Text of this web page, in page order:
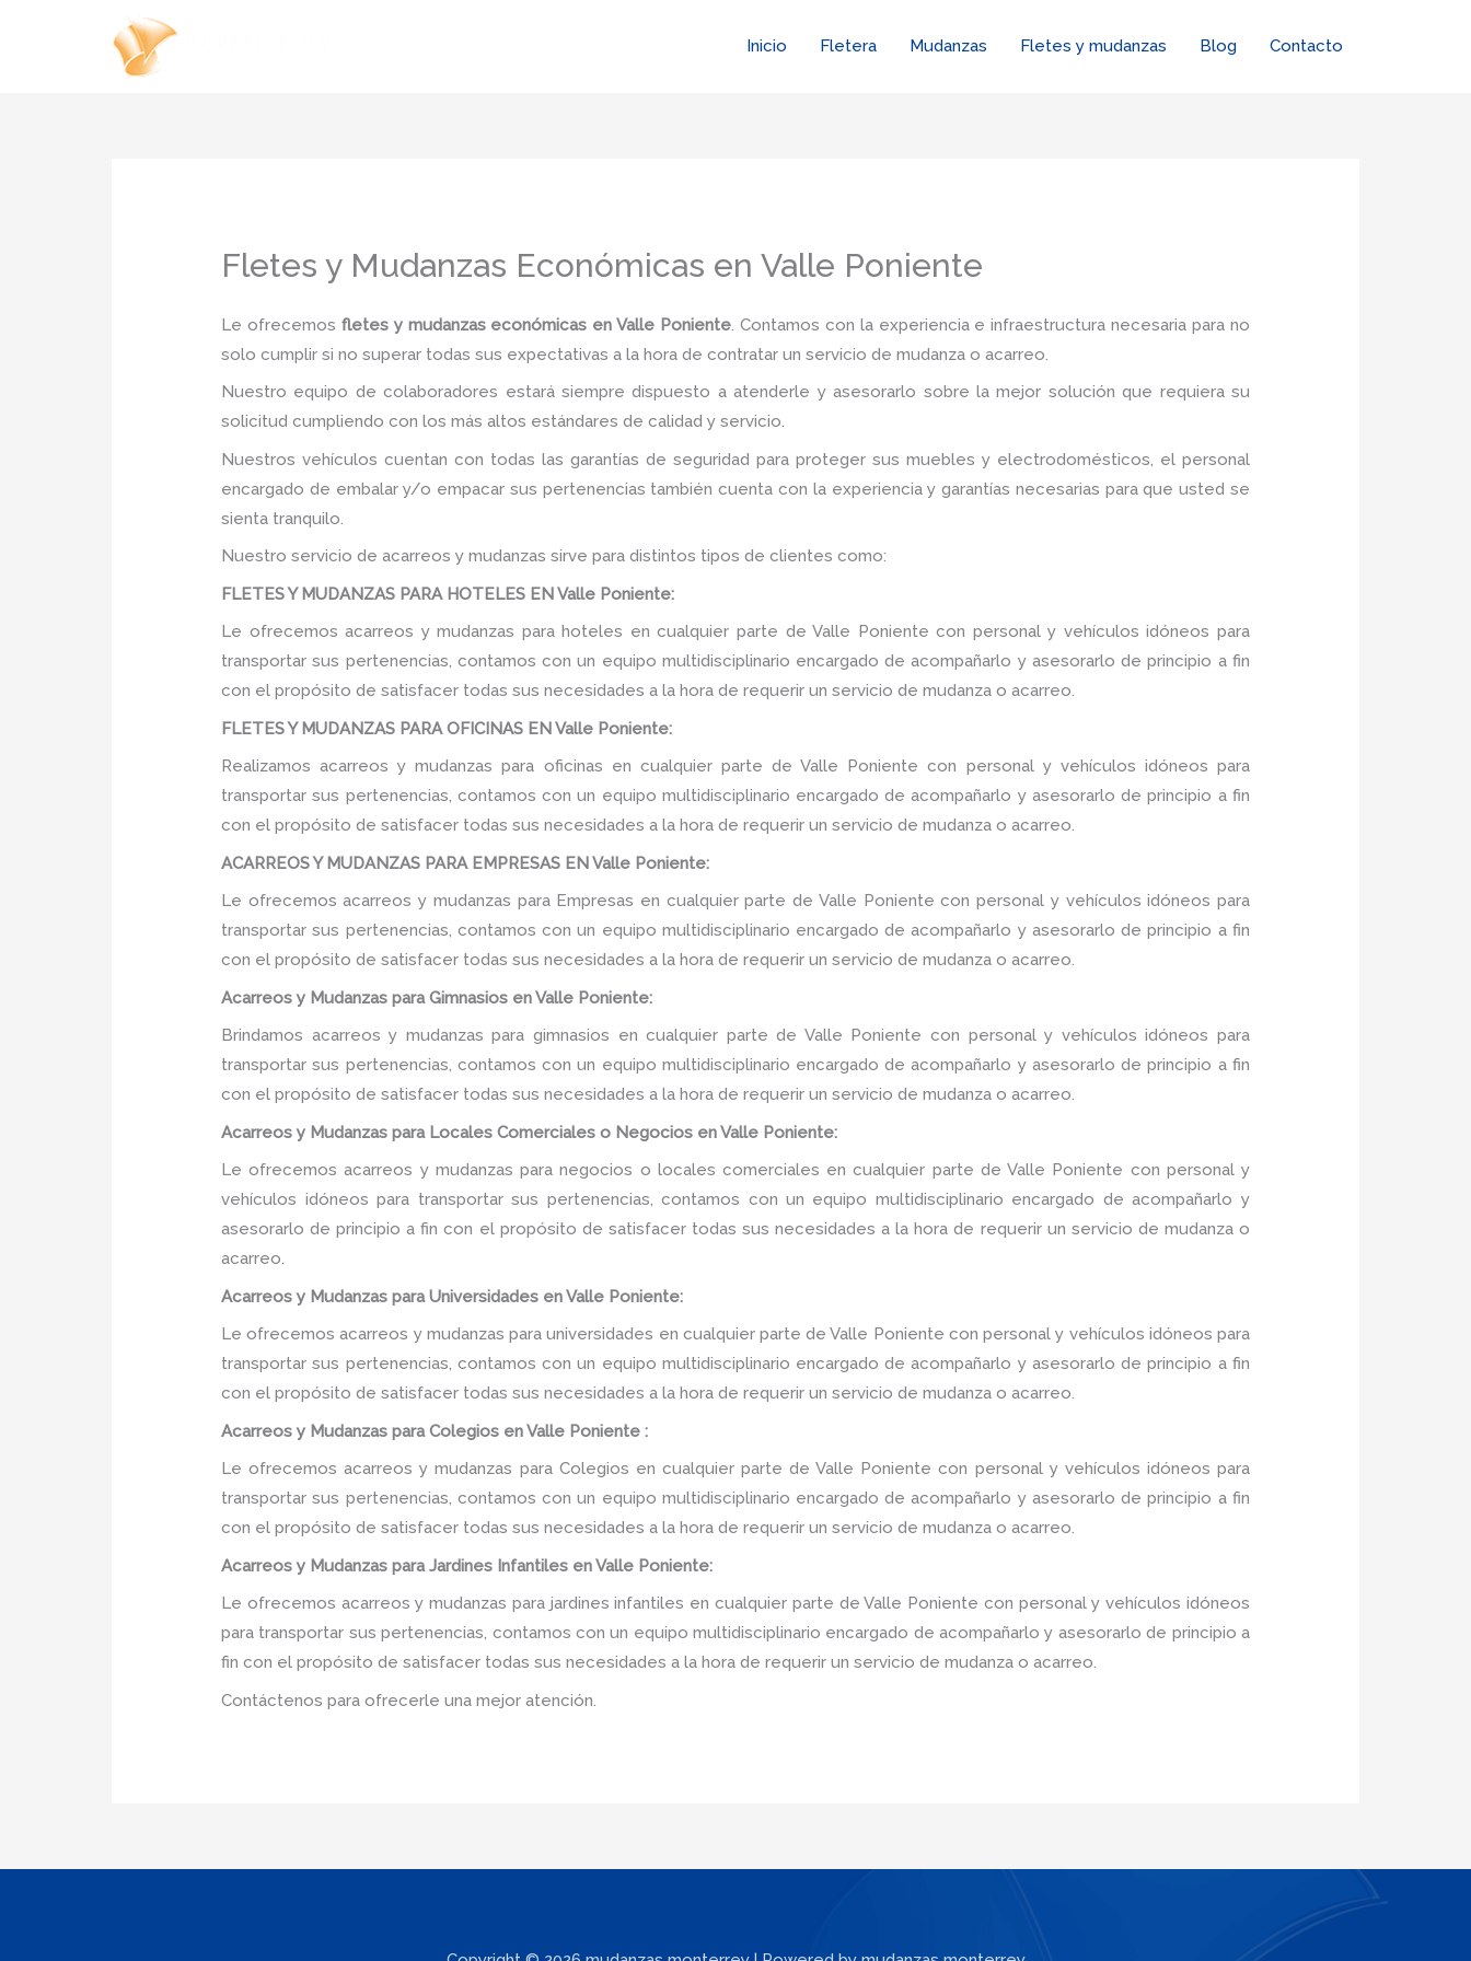
Inicio Fletera Mudanzas Fletes y mudanzas Blog Contacto
Fletes y Mudanzas Económicas en Valle Poniente
Le ofrecemos fletes y mudanzas económicas en Valle Poniente . Contamos con la experiencia e infraestructura necesaria para no
solo cumplir si no superar todas sus expectativas a la hora de contratar un servicio de mudanza o acarreo.
Nuestro equipo de colaboradores estará siempre dispuesto a atenderle y asesorarlo sobre la mejor solución que requiera su
solicitud cumpliendo con los más altos estándares de calidad y servicio.
Nuestros vehículos cuentan con todas las garantías de seguridad para proteger sus muebles y electrodomésticos, el personal
encargado de embalar y/o empacar sus pertenencias también cuenta con la experiencia y garantías necesarias para que usted se
sienta tranquilo.
Nuestro servicio de acarreos y mudanzas sirve para distintos tipos de clientes como:
FLETES Y MUDANZAS PARA HOTELES EN Valle Poniente:
Le ofrecemos acarreos y mudanzas para hoteles en cualquier parte de Valle Poniente con personal y vehículos idóneos para
transportar sus pertenencias, contamos con un equipo multidisciplinario encargado de acompañarlo y asesorarlo de principio a fin
con el propósito de satisfacer todas sus necesidades a la hora de requerir un servicio de mudanza o acarreo.
FLETES Y MUDANZAS PARA OFICINAS EN Valle Poniente:
Realizamos acarreos y mudanzas para oficinas en cualquier parte de Valle Poniente con personal y vehículos idóneos para
transportar sus pertenencias, contamos con un equipo multidisciplinario encargado de acompañarlo y asesorarlo de principio a fin
con el propósito de satisfacer todas sus necesidades a la hora de requerir un servicio de mudanza o acarreo.
ACARREOS Y MUDANZAS PARA EMPRESAS EN Valle Poniente:
Le ofrecemos acarreos y mudanzas para Empresas en cualquier parte de Valle Poniente con personal y vehículos idóneos para
transportar sus pertenencias, contamos con un equipo multidisciplinario encargado de acompañarlo y asesorarlo de principio a fin
con el propósito de satisfacer todas sus necesidades a la hora de requerir un servicio de mudanza o acarreo.
Acarreos y Mudanzas para Gimnasios en Valle Poniente:
Brindamos acarreos y mudanzas para gimnasios en cualquier parte de Valle Poniente con personal y vehículos idóneos para
transportar sus pertenencias, contamos con un equipo multidisciplinario encargado de acompañarlo y asesorarlo de principio a fin
con el propósito de satisfacer todas sus necesidades a la hora de requerir un servicio de mudanza o acarreo.
Acarreos y Mudanzas para Locales Comerciales o Negocios en Valle Poniente:
Le ofrecemos acarreos y mudanzas para negocios o locales comerciales en cualquier parte de Valle Poniente con personal y
vehículos idóneos para transportar sus pertenencias, contamos con un equipo multidisciplinario encargado de acompañarlo y
asesorarlo de principio a fin con el propósito de satisfacer todas sus necesidades a la hora de requerir un servicio de mudanza o
acarreo.
Acarreos y Mudanzas para Universidades en Valle Poniente:
Le ofrecemos acarreos y mudanzas para universidades en cualquier parte de Valle Poniente con personal y vehículos idóneos para
transportar sus pertenencias, contamos con un equipo multidisciplinario encargado de acompañarlo y asesorarlo de principio a fin
con el propósito de satisfacer todas sus necesidades a la hora de requerir un servicio de mudanza o acarreo.
Acarreos y Mudanzas para Colegios en Valle Poniente :
Le ofrecemos acarreos y mudanzas para Colegios en cualquier parte de Valle Poniente con personal y vehículos idóneos para
transportar sus pertenencias, contamos con un equipo multidisciplinario encargado de acompañarlo y asesorarlo de principio a fin
con el propósito de satisfacer todas sus necesidades a la hora de requerir un servicio de mudanza o acarreo.
Acarreos y Mudanzas para Jardines Infantiles en Valle Poniente:
Le ofrecemos acarreos y mudanzas para jardines infantiles en cualquier parte de Valle Poniente con personal y vehículos idóneos
para transportar sus pertenencias, contamos con un equipo multidisciplinario encargado de acompañarlo y asesorarlo de principio a
fin con el propósito de satisfacer todas sus necesidades a la hora de requerir un servicio de mudanza o acarreo.
Contáctenos para ofrecerle una mejor atención.